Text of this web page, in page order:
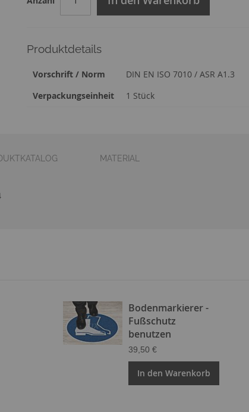
Produktdetails
Zusatzinformation
Vorschrift / Norm
DIN EN ISO 7010 / ASR A1.3
Verpackungseinheit
1 Stück
MATERIAL
Bodenmarkierer -
Fußschutz
benutzen
39,50 €
In den Warenkorb